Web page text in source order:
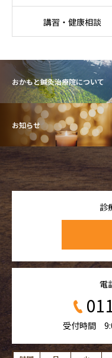
講習・健康相談
おかもと鍼灸治療院について
お知らせ
診
電
受付時間